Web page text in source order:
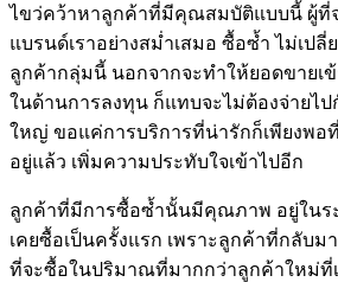
ไขว่คว้าหาลูกค้าที่มีคุณสมบัติแบบนี้ ผู้ที่
แบรนด์เราอย่างสม่ำเสมอ ซื้อซ้ำ ไม่เปลี่
ลูกค้ากลุ่มนี้ นอกจากจะทำให้ยอดขายเข้
ในด้านการลงทุน ก็แทบจะไม่ต้องจ่ายไ
ใหญ่ ขอแค่การบริการที่น่ารักก็เพียงพ
อยู่แล้ว เพิ่มความประทับใจเข้าไปอีก
ลูกค้าที่มีการซื้อซ้ำนั้นมีคุณภาพ อยู่ในร
เคยซื้อเป็นครั้งแรก เพราะลูกค้าที่กลับ
ที่จะซื้อในปริมาณที่มากกว่าลูกค้าใหม่ที่